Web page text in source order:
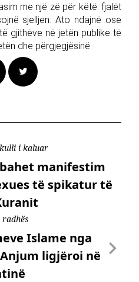
me një zë për këtë: fjalët
sjelljen. Ato ndajnë ose
gjithëve në jetën publike të
dhe përgjegjësinë.
i kaluar
manifestim
të spikatur të
Islame nga
ligjëroi në